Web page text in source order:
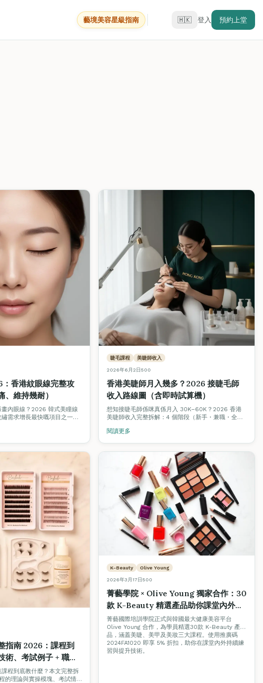
藝境美容星級指南 🇭🇰 登入 預約上堂
香港紋眼線完整攻
、維持幾耐）
畫內眼線？2026 韓式美瞳線
繡需求增長最快嘅項目之一。
3/10、維持 2–4 年、5–7
睫毛課程 美睫師收入
2026年6月2日500
香港美睫師月入幾多？2026 接睫毛師
收入路線圖（含即時試算機）
想知接睫毛師係咪真係月入 30K–60K？2026 香港
美睫師收入完整拆解：4 個階段（新手・兼職・全
加埋即時收入試算機，拖滑桿即知你嘅情境月入幾
閱讀更多
指南 2026：課程到
術、考試例子 + 職場
程到底教什麼？本文完整拆
的理論與實操模塊、考試情
K-Beauty Olive Young
2026年3月17日500
菁藝學院 × Olive Young 獨家合作：30
款 K-Beauty 精選產品助你課堂內外提
升美容技術
菁藝國際培訓學院正式與韓國最大健康美容平台
Olive Young 合作，為學員精選30款 K-Beauty 產
品，涵蓋美睫、美甲及美妝三大課程。使用推廣碼
2024FA1020 即享 5% 折扣，助你在課堂內外持續練
習與提升技術。